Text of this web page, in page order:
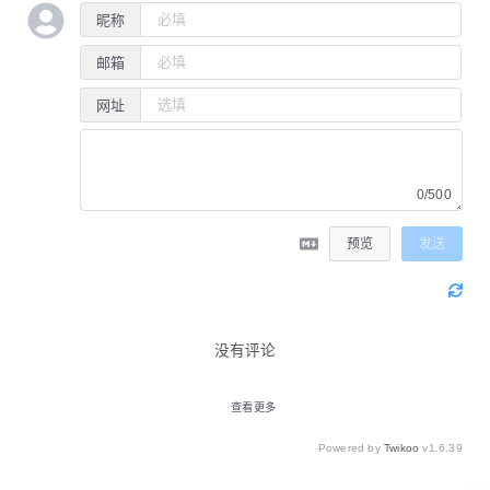
昵称
邮箱
网址
0/500
预览 发送
没有评论
查看更多
Powered byTwikoo v1.6.39